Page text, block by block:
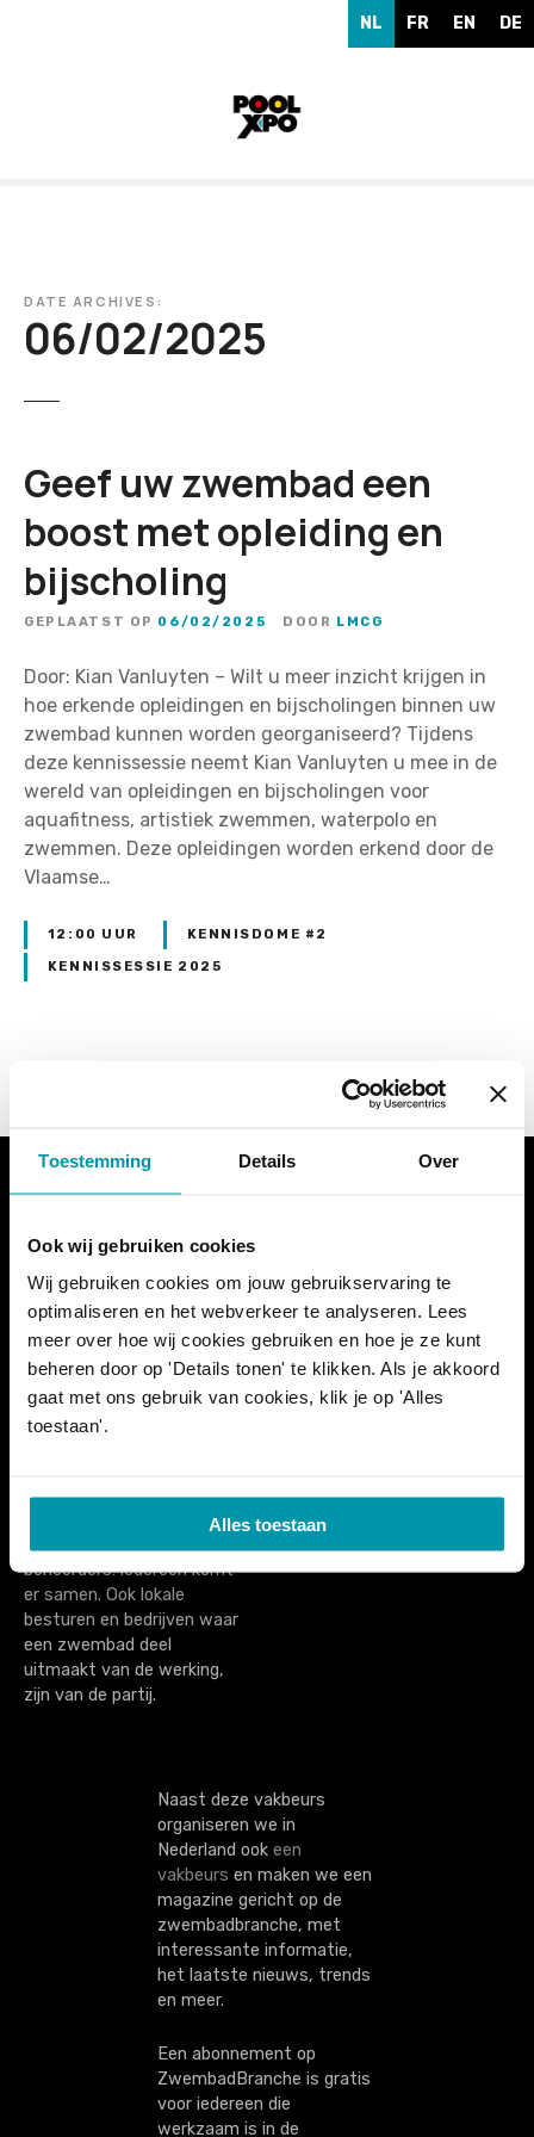
Toestemming Details Over
Ook wij gebruiken cookies
Wij gebruiken cookies om jouw gebruikservaring te
optimaliseren en het webverkeer te analyseren. Lees
meer over hoe wij cookies gebruiken en hoe je ze kunt
beheren door op 'Details tonen' te klikken. Als je akkoord
gaat met ons gebruik van cookies, klik je op 'Alles
toestaan'.
Alles toestaan
NL FR EN DE
DATE ARCHIVES:
06/02/2025
Geef uw zwembad een
boost met opleiding en
bijscholing
GEPLAATST OP 06/02/2025 DOOR LMCG
Door: Kian Vanluyten – Wilt u meer inzicht krijgen in
hoe erkende opleidingen en bijscholingen binnen uw
zwembad kunnen worden georganiseerd? Tijdens
deze kennissessie neemt Kian Vanluyten u mee in de
wereld van opleidingen en bijscholingen voor
aquafitness, artistiek zwemmen, waterpolo en
zwemmen. Deze opleidingen worden erkend door de
Vlaamse…
12:00 UUR KENNISDOME #2
KENNISSESSIE 2025
o
s
t
s
n
a
v
i
g
a
t
i
PoolXpo (voorheen
België) is de enige vakbeurs
voor én door de Belgische
zwemsector. Het is een
extra ontmoetingsmoment
voor iedereen die actief is
in de zwembadwereld.Van
kassamedewerkers tot
schoonmaakpersoneel en
beheerders: iedereen komt
er samen. Ook lokale
besturen en bedrijven waar
een zwembad deel
uitmaakt van de werking,
zijn van de partij.
1777ZH Hippolytushoef
Nederland
tel. +31 (0)227 593433
info@poolxpo.com
Naast deze vakbeurs
organiseren we in
Nederland ook een
vakbeurs en maken we een
magazine gericht op de
zwembadbranche, met
interessante informatie,
het laatste nieuws, trends
en meer.
Een abonnement op
ZwembadBranche is gratis
voor iedereen die
werkzaam is in de